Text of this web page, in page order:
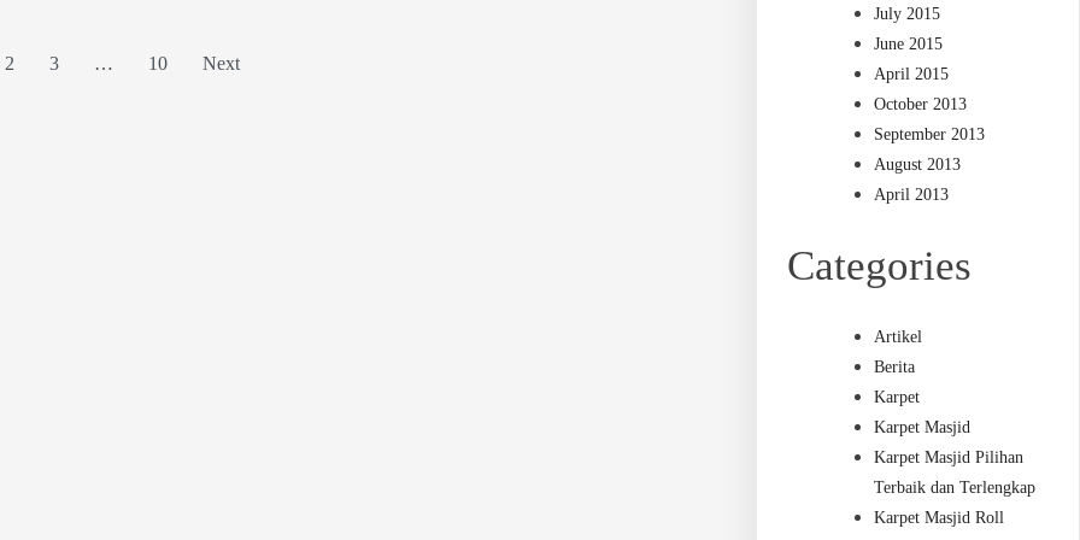
2 3 … 10 Next
July 2015
June 2015
April 2015
October 2013
September 2013
August 2013
April 2013
Categories
Artikel
Berita
Karpet
Karpet Masjid
Karpet Masjid Pilihan
Terbaik dan Terlengkap
Karpet Masjid Roll